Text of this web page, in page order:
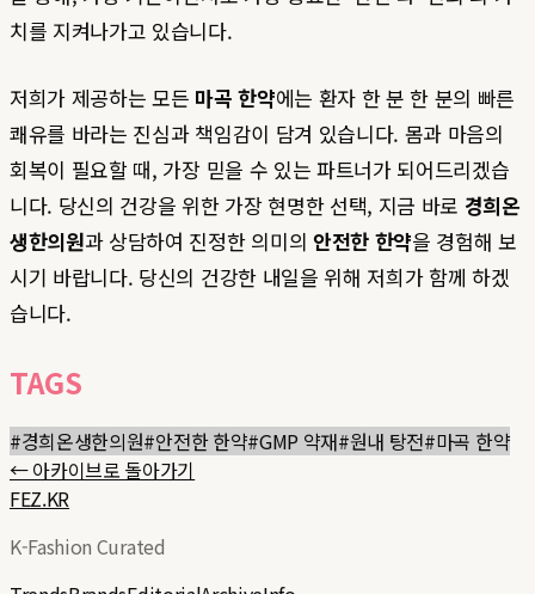
치를 지켜나가고 있습니다.
저희가 제공하는 모든 마곡 한약에는 환자 한 분 한 분의 빠른
쾌유를 바라는 진심과 책임감이 담겨 있습니다. 몸과 마음의
회복이 필요할 때, 가장 믿을 수 있는 파트너가 되어드리겠습
니다. 당신의 건강을 위한 가장 현명한 선택, 지금 바로 경희온
생한의원과 상담하여 진정한 의미의 안전한 한약을 경험해 보
시기 바랍니다. 당신의 건강한 내일을 위해 저희가 함께 하겠
습니다.
TAGS
#경희온생한의원#안전한 한약#GMP 약재#원내 탕전#마곡 한약
← 아카이브로 돌아가기
FEZ.KR
K-Fashion Curated